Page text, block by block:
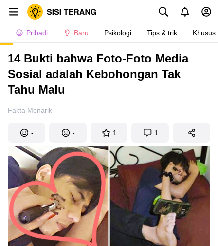
Pribadi Baru Psikologi Tips & trik Khusus
14 Bukti bahwa Foto-Foto Media
Sosial adalah Kebohongan Tak
Tahu Malu
Fakta Menarik
- - 1 1